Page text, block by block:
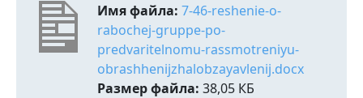
Имя файла: 7-46-reshenie-o-
rabochej-gruppe-po-
predvaritelnomu-rassmotreniyu-
obrashhenijzhalobzayavlenij.docx
Размер файла: 38,05 КБ